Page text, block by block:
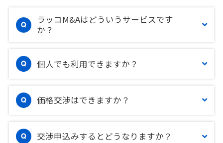
ラッコM&Aはどういうサービスです
か？
個人でも利用できますか？
価格交渉はできますか？
交渉申込みするとどうなりますか？